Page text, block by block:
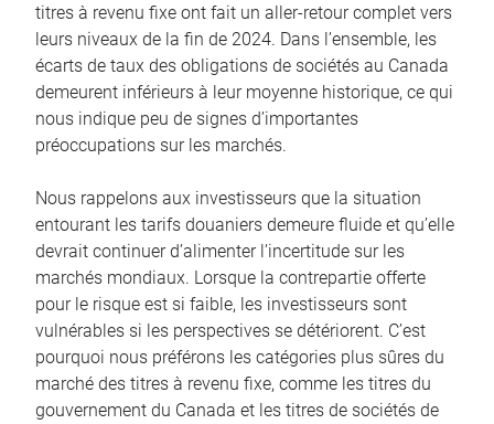
titres à revenu fixe ont fait un aller-retour complet vers
leurs niveaux de la fin de 2024. Dans l’ensemble, les
écarts de taux des obligations de sociétés au Canada
demeurent inférieurs à leur moyenne historique, ce qui
nous indique peu de signes d’importantes
préoccupations sur les marchés.
Nous rappelons aux investisseurs que la situation
entourant les tarifs douaniers demeure fluide et qu’elle
devrait continuer d’alimenter l’incertitude sur les
marchés mondiaux. Lorsque la contrepartie offerte
pour le risque est si faible, les investisseurs sont
vulnérables si les perspectives se détériorent. C’est
pourquoi nous préférons les catégories plus sûres du
marché des titres à revenu fixe, comme les titres du
gouvernement du Canada et les titres de sociétés de